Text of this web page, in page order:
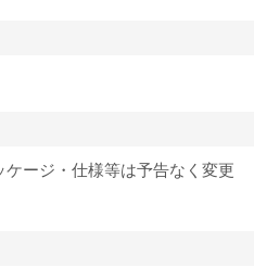
ージ・仕様等は予告なく変更